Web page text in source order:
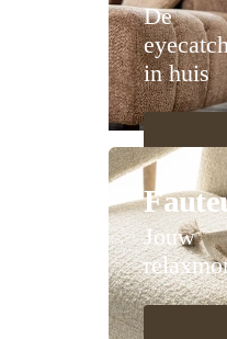
De
in huis
Jouw